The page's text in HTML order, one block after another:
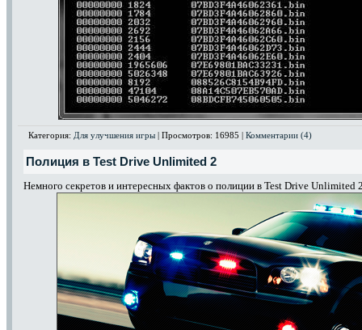
Категория: Для улучшения игры | Просмотров: 16985 | Комментарии (4)
Полиция в Test Drive Unlimited 2
Немного секретов и интересных фактов о полиции в Test Drive Unlimited